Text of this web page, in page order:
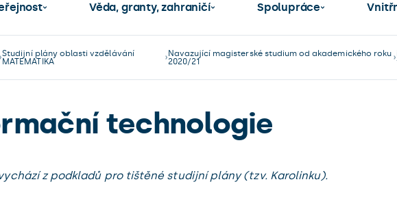
Věda, granty, zahraničí Spolupráce
Studijní plány oblasti vzdělávání
MATEMATIKA
Navazující magisterské studium od akademického roku
2020/21
technologie
z podkladů pro tištěné studijní plány (tzv. Karolinku).